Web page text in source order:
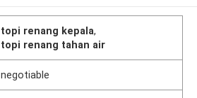
topi renang kepala,
topi renang tahan air
negotiable